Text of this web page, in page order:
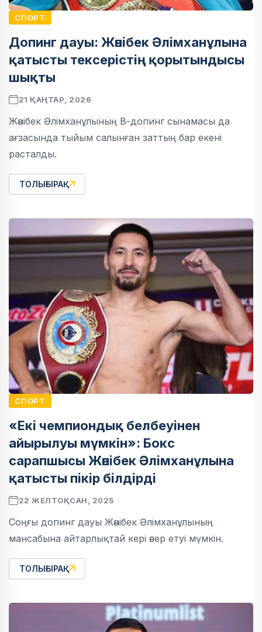
СПОРТ
Допинг дауы: Жәнібек Әлімханұлына
қатысты тексерістің қорытындысы
шықты
21 ҚАҢТАР, 2026
Жәнібек Әлімханұлының В-допинг сынамасы да
ағзасында тыйым салынған заттың бар екені
расталды.
ТОЛЫҒЫРАҚ
СПОРТ
«Екі чемпиондық белбеуінен
айырылуы мүмкін»: Бокс
сарапшысы Жәнібек Әлімханұлына
қатысты пікір білдірді
22 ЖЕЛТОҚСАН, 2025
Соңғы допинг дауы Жәнібек Әлімханұлының
мансабына айтарлықтай кері әсер етуі мүмкін.
ТОЛЫҒЫРАҚ